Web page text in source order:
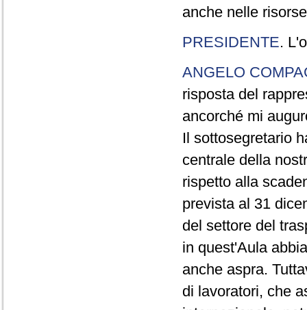
anche nelle
PRESIDENTE.
ANGELO
risposta del
ancorché mi
Il sottosegretario
centrale della
rispetto alla
prevista al 31
del settore del
in quest'Aula
anche aspra.
di lavoratori, che